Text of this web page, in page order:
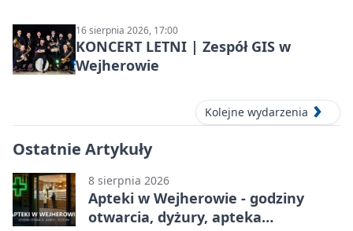
16 sierpnia 2026, 17:00
KONCERT LETNI | Zespół GIS w
Wejherowie
Kolejne wydarzenia
Ostatnie Artykuły
8 sierpnia 2026
Apteki w Wejherowie - godziny
otwarcia, dyżury, apteka